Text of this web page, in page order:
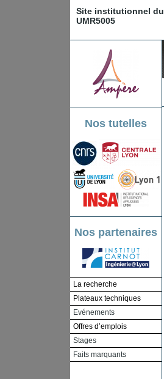
Site institutionnel du
UMR5005
Nos tutelles
Nos partenaires
La recherche
Plateaux techniques
Evénements
Offres d’emplois
Stages
Faits marquants